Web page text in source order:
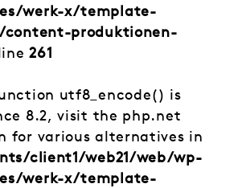
werk-x/template-
produktionen-
261
utf8_encode() is
8.2, visit the php.net
for various alternatives in
client1/web21/web/wp-
werk-x/template-